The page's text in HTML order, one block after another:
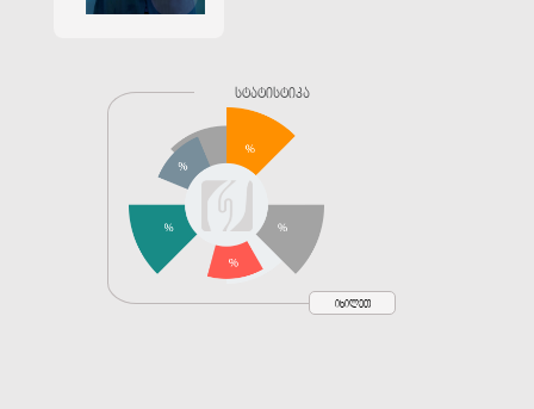
სტატისტიკა
იხილეთ